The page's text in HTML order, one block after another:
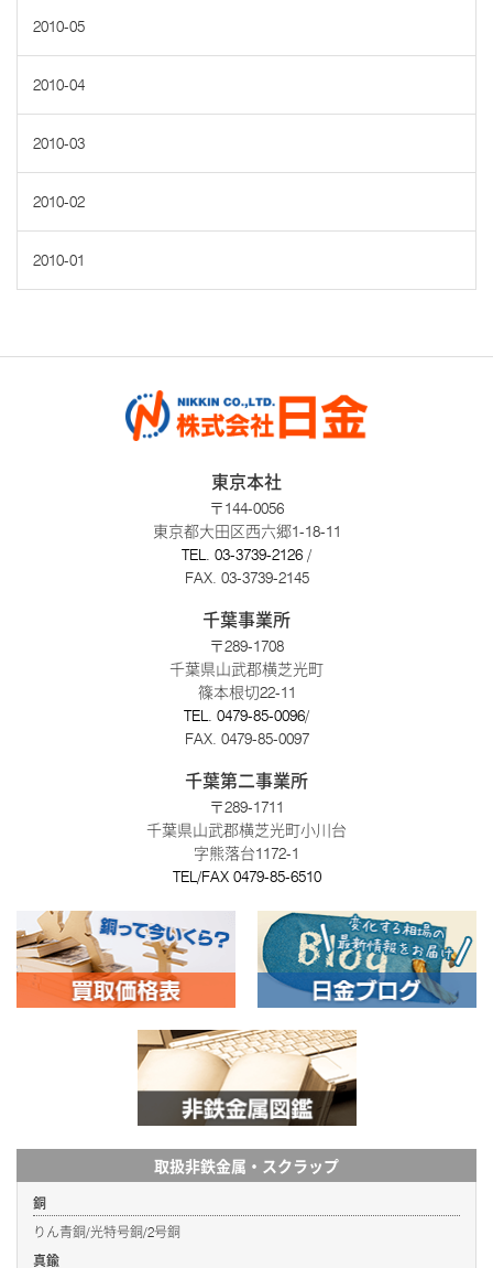
2010-05
2010-04
2010-03
2010-02
2010-01
東京本社
〒144-0056
東京都大田区西六郷1-18-11
TEL. 03-3739-2126 /
FAX. 03-3739-2145
千葉事業所
〒289-1708
千葉県山武郡横芝光町
篠本根切22-11
TEL. 0479-85-0096/
FAX. 0479-85-0097
千葉第二事業所
〒289-1711
千葉県山武郡横芝光町小川台
字熊落台1172-1
TEL/FAX 0479-85-6510
取扱非鉄金属・スクラップ
銅
りん青銅/光特号銅/2号銅
真鍮